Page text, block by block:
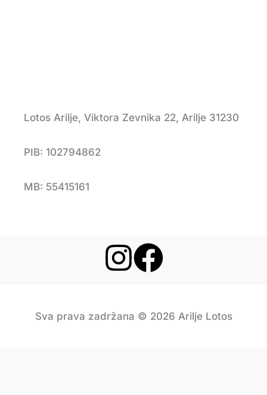
Lotos Arilje, Viktora Zevnika 22, Arilje 31230
PIB: 102794862
MB: 55415161
Sva prava zadržana © 2026 Arilje Lotos